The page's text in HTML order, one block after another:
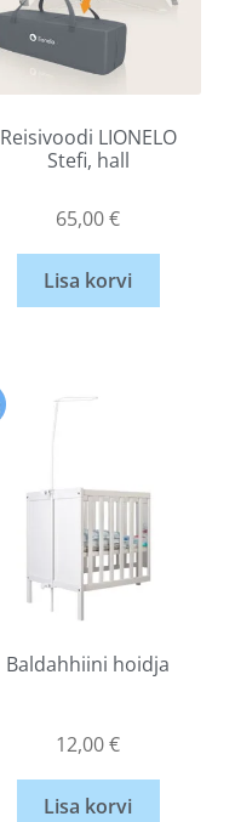
Reisivoodi LIONELO
Stefi, hall
65,00€
Lisa korvi
Baldahhiini hoidja
12,00€
Lisa korvi